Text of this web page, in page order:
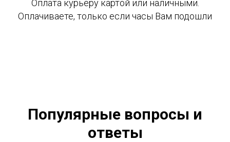
Оплата курьеру картой или наличными.
Оплачиваете, только если часы Вам подошли
Популярные вопросы и
ответы